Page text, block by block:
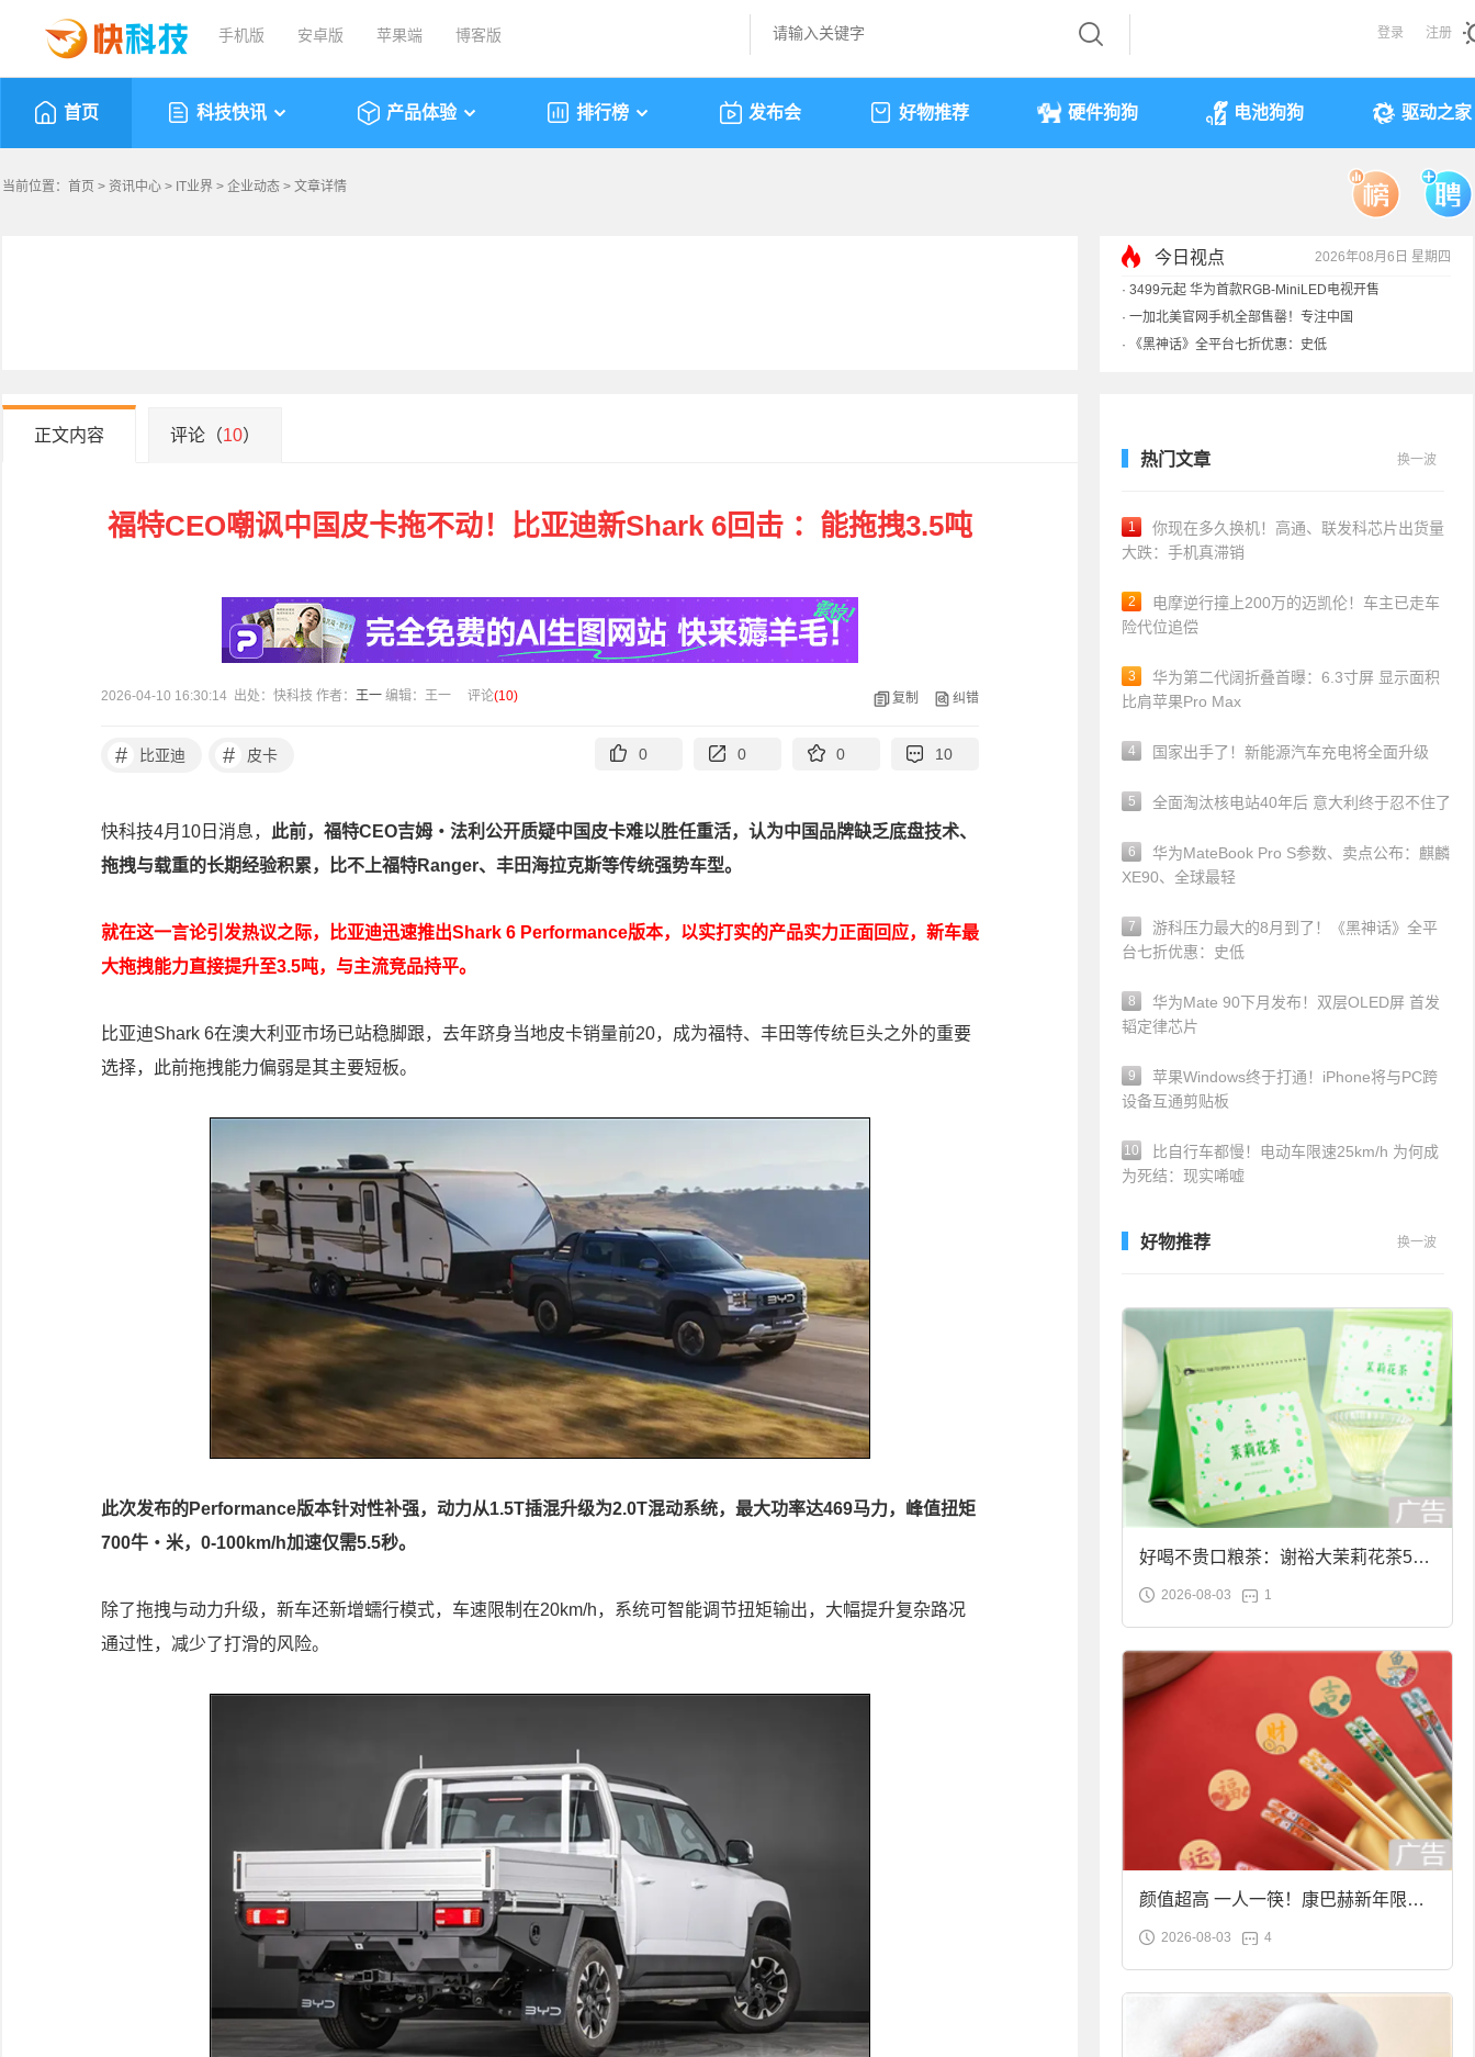
手机版 安卓版 苹果端 博客版 登录 注册
首页 科技快讯 产品体验 排行榜 发布会 好物推荐 硬件狗狗 电池狗狗 驱动之家
当前位置： 首页 > 资讯中心 > IT业界 > 企业动态 > 文章详情
今日视点 2026年08月6日 星期四
· 3499元起 华为首款RGB-MiniLED电视开售
· 一加北美官网手机全部售罄！专注中国
·
《黑神话》全平台七折优惠：史低
正文内容 评论（10）
福特CEO嘲讽中国皮卡拖不动！比亚迪新Shark 6回击 ：能拖拽3.5吨
2026-04-10 16:30:14 出处：快科技 作者： 王一 编辑：王一 评论(10) 复制 纠错
# 比亚迪 # 皮卡 0 0 0 10
快科技4月10日消息，
此前，福特CEO吉姆・法利公开质疑中国皮卡难以胜任重活，认为中国品牌缺乏底盘技术、
拖拽与载重的长期经验积累，比不上福特Ranger、丰田海拉克斯等传统强势车型。
就在这一言论引发热议之际，比亚迪迅速推出Shark 6 Performance版本，以实打实的产品实力正面回应，新车最
大拖拽能力直接提升至3.5吨，与主流竞品持平。
比亚迪Shark 6在澳大利亚市场已站稳脚跟，去年跻身当地皮卡销量前20，成为福特、丰田等传统巨头之外的重要
选择，此前拖拽能力偏弱是其主要短板。
此次发布的Performance版本针对性补强，动力从1.5T插混升级为2.0T混动系统，最大功率达469马力，峰值扭矩
700牛・米，0-100km/h加速仅需5.5秒。
除了拖拽与动力升级，新车还新增蠕行模式，车速限制在20km/h，系统可智能调节扭矩输出，大幅提升复杂路况
通过性，减少了打滑的风险。
热门文章 换一波
1
你现在多久换机！高通、联发科芯片出货量
大跌：手机真滞销
2
电摩逆行撞上200万的迈凯伦！车主已走车
险代位追偿
3
华为第二代阔折叠首曝：6.3寸屏 显示面积
比肩苹果Pro Max
4 国家出手了！新能源汽车充电将全面升级
5 全面淘汰核电站40年后 意大利终于忍不住了
6
华为MateBook Pro S参数、卖点公布：麒麟
XE90、全球最轻
7
游科压力最大的8月到了！《黑神话》全平
台七折优惠：史低
8
华为Mate 90下月发布！双层OLED屏 首发
韬定律芯片
9
苹果Windows终于打通！iPhone将与PC跨
设备互通剪贴板
10
比自行车都慢！电动车限速25km/h 为何成
为死结：现实唏嘘
好物推荐 换一波
好喝不贵口粮茶：谢裕大茉莉花茶50g
袋装9.9元到手
2026-08-03 1
颜值超高 一人一筷！康巴赫新年限定
合金筷子大促：19.9元
2026-08-03 4